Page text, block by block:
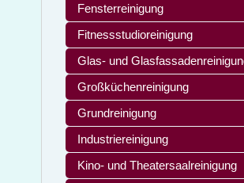
Fensterreinigung
Fitnessstudioreinigung
Glas- und
Großküchenreinigung
Grundreinigung
Industriereinigung
Kino- und Theatersaalreinigung